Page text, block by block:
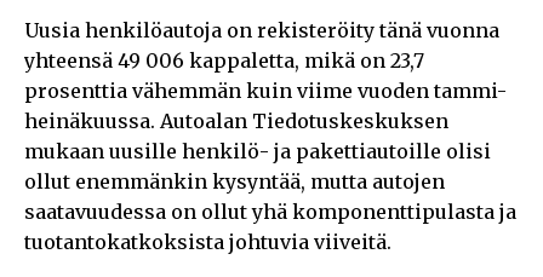
Uusia henkilöautoja on rekisteröity tänä vuonna
yhteensä 49 006 kappaletta, mikä on 23,7
prosenttia vähemmän kuin viime vuoden tammi-
heinäkuussa. Autoalan Tiedotuskeskuksen
mukaan uusille henkilö- ja pakettiautoille olisi
ollut enemmänkin kysyntää, mutta autojen
saatavuudessa on ollut yhä komponenttipulasta ja
tuotantokatkoksista johtuvia viiveitä.